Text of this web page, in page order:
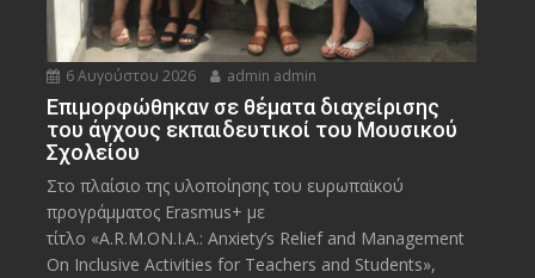
6 Αυγούστου 2026 admin admin
Eπιμορφώθηκαν σε θέματα διαχείρισης
του άγχους εκπαιδευτικοί του Μουσικού
Σχολείου
Στο πλαίσιο της υλοποίησης του ευρωπαϊκού
προγράμματος Erasmus+ με
τίτλο «A.R.M.ON.I.A.: Anxiety’s Relief and Management
On Inclusive Activities for Teachers and Students»,